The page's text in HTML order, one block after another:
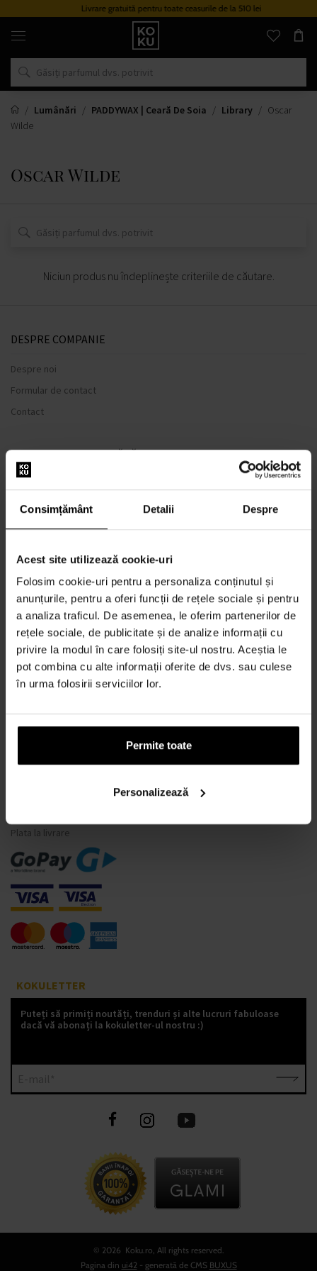
Consimțământ Detalii Despre
Acest site utilizează cookie-uri
Folosim cookie-uri pentru a personaliza conținutul și
anunțurile, pentru a oferi funcții de rețele sociale și pentru
a analiza traficul. De asemenea, le oferim partenerilor de
rețele sociale, de publicitate și de analize informații cu
privire la modul în care folosiți site-ul nostru. Aceștia le
pot combina cu alte informații oferite de dvs. sau culese
în urma folosirii serviciilor lor.
Permite toate
Personalizează
Livrare gratuită pentru toate ceasurile de la 510 lei
Parfumuri
ceasuri
originale
într-
singur
loc
Lumânări PADDYWAX | Ceară De Soia Library
Oscar
Wilde
Oscar Wilde
Niciun produs nu îndeplinește criteriile de căutare.
DESPRE COMPANIE
Despre noi
Formular de contact
Contact
TOTUL DESPRE CUMPĂRĂTURI
Termeni și condiții
Politica de Confidențialitate
Când voi primi produsele comandate?
De ce parfumuri de la noi?
Rezistenta la apa
Ce este un tester de parfum?
Doar parfumuri originale
De ce să vă înregistrați la noi?
Plata la livrare
KOKULETTER
Puteți să primiți noutăți, trenduri și alte lucruri fabuloase
dacă vă abonați la kokuletter-ul nostru :)
© 2026 Koku.ro, All rights reserved.
Pagina din ui42 - generată de CMS BUXUS